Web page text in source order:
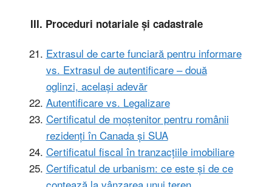
III. Proceduri notariale și cadastrale
Extrasul de carte funciară pentru informare
vs. Extrasul de autentificare – două
oglinzi, același adevăr
Autentificare vs. Legalizare
Certificatul de moștenitor pentru românii
rezidenți în Canada și SUA
Certificatul fiscal în tranzacțiile imobiliare
Certificatul de urbanism: ce este și de ce